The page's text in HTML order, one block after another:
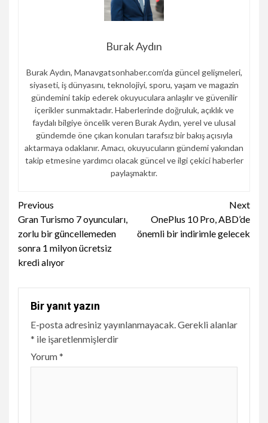
Burak Aydın
Burak Aydın, Manavgatsonhaber.com’da güncel gelişmeleri,
siyaseti, iş dünyasını, teknolojiyi, sporu, yaşam ve magazin
gündemini takip ederek okuyuculara anlaşılır ve güvenilir
içerikler sunmaktadır. Haberlerinde doğruluk, açıklık ve
faydalı bilgiye öncelik veren Burak Aydın, yerel ve ulusal
gündemde öne çıkan konuları tarafsız bir bakış açısıyla
aktarmaya odaklanır. Amacı, okuyucuların gündemi yakından
takip etmesine yardımcı olacak güncel ve ilgi çekici haberler
paylaşmaktır.
Continue
Reading
Previous
Gran Turismo 7 oyuncuları,
zorlu bir güncellemeden
sonra 1 milyon ücretsiz
kredi alıyor
Next
OnePlus 10 Pro, ABD’de
önemli bir indirimle gelecek
Bir yanıt yazın
E-posta adresiniz yayınlanmayacak.Gerekli alanlar
* ile işaretlenmişlerdir
Yorum*